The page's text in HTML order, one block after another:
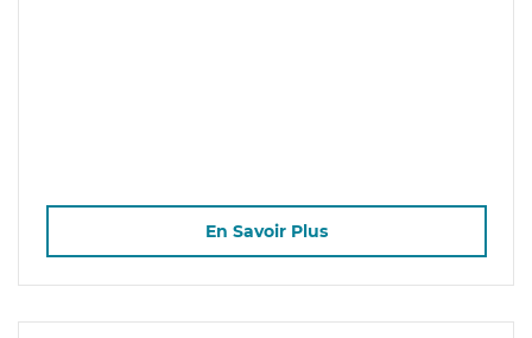
En Savoir Plus